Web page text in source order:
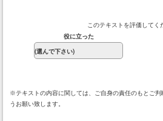
このテキストを評価してく
役に立った
※テキストの内容に関しては、ご自身の責任のもとご判
うお願い致します。